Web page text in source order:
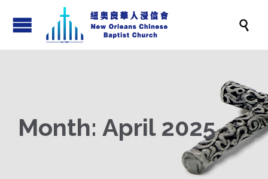

Month: April 2025